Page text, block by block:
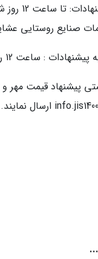
صنایع روستایی
محمد
شرکت